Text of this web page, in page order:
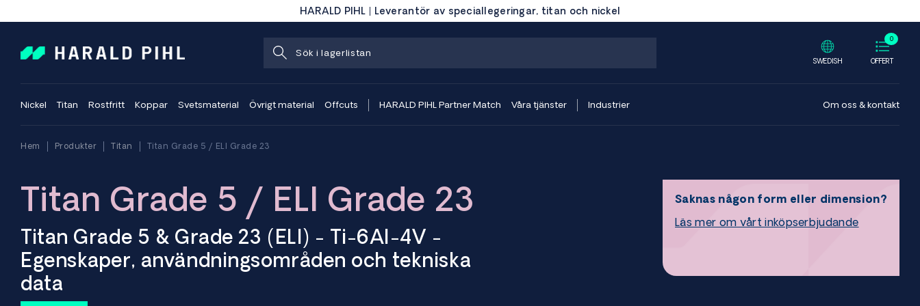
HARALD PIHL | Leverantör av speciallegeringar, titan och nickel
0
OFFERT
SWEDISH
Nickel Titan Rostfritt Koppar Svetsmaterial Övrigt material Offcuts HARALD PIHL Partner Match Våra tjänster Industrier Om oss & kontakt
Hem Produkter Titan Titan Grade 5 / ELI Grade 23
Titan Grade 5 / ELI Grade 23
Titan Grade 5 & Grade 23 (ELI) - Ti-6Al-4V -
Egenskaper, användningsområden och tekniska
data
Saknas någon form eller dimension?
Läs mer om vårt inköpserbjudande